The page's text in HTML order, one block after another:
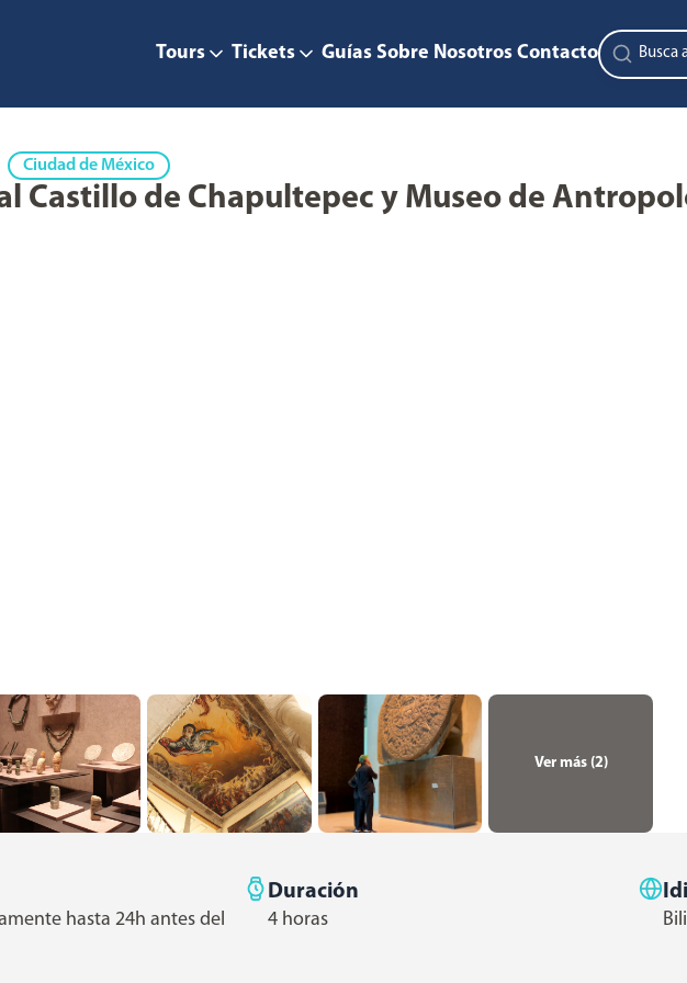
Tours Tickets Guías Sobre Nosotros Contacto
Ciudad de México
Castillo de Chapultepec y Museo de
Ver más (2)
hasta 24h antes del
Duración
4 horas